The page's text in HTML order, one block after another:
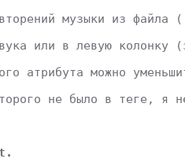
музыки из
или в левую колонку
атрибута можно
не было в теге, я